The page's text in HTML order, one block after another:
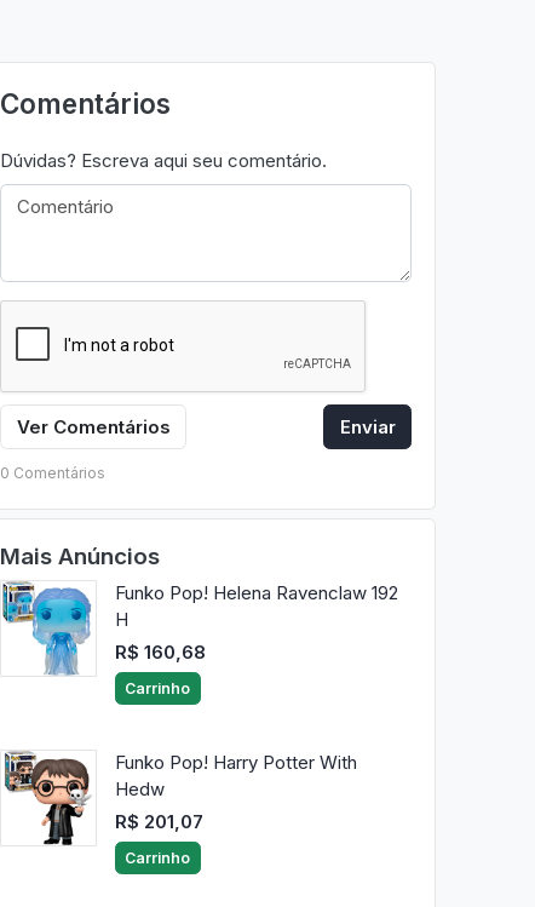
Comentários
Dúvidas? Escreva aqui seu comentário.
Ver Comentários Enviar
0 Comentários
Mais Anúncios
Funko Pop! Helena Ravenclaw 192
H
R$ 160,68
Carrinho
Funko Pop! Harry Potter With
Hedw
R$ 201,07
Carrinho